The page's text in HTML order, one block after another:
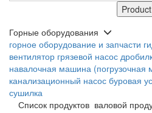
Product
Горные оборудования
горное оборудование и запчасти
вентилятор грязевой насос
навалочная машина (погрузочная
канализационный насос буровая
сушилка
Список продуктов валовой